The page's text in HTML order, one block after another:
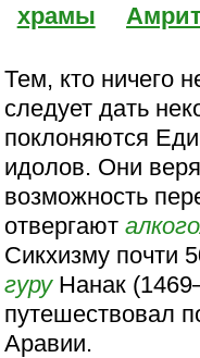
храмы
Тем, кто ничего
следует дать
поклоняются
идолов. Они
возможность
отвергают
Сикхизму почти
гуруНанак
путешествовал
Аравии.